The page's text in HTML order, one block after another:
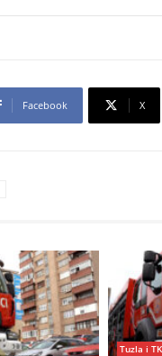
Facebook X
Tuzla i TK